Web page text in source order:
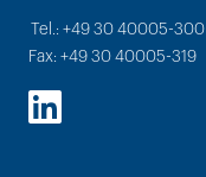
Tel.: +49 30 40005-300
Fax: +49 30 40005-319
LinkedIn